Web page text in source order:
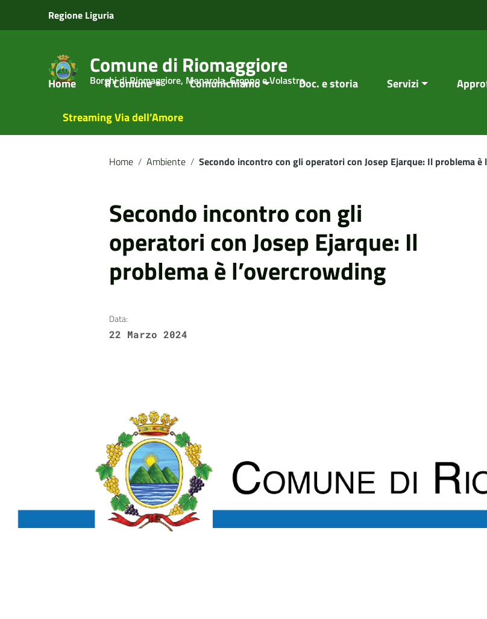
Vai ai contenuti
Vai al menu di navigazione
Regione Liguria
Comune di Riomaggiore
Borghi di Riomaggiore, Manarola, Groppo e Volastra
Home Il Comune Comunichiamo Doc. e storia Servizi
Streaming Via dell’Amore
Home / Ambiente / Secondo incontro con gli operatori con Josep Ejarque: Il problema è
Secondo incontro con gli
operatori con Josep Ejarque: Il
problema è l’overcrowding
Data:
22 Marzo 2024